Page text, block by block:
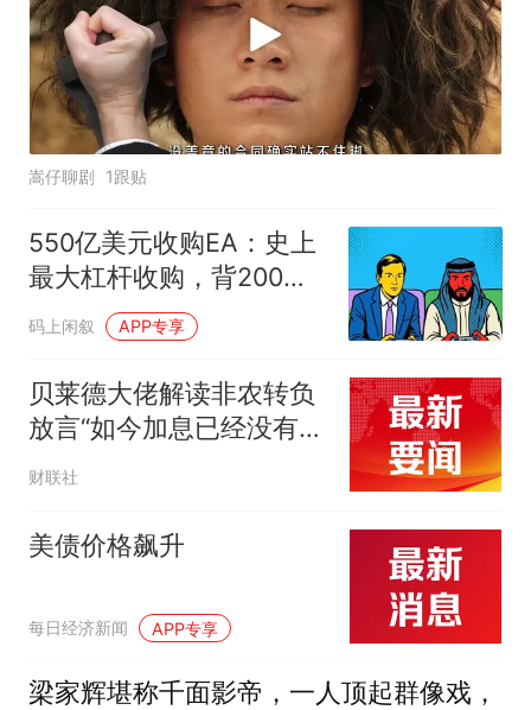
嵩仔聊剧 1跟贴
550亿美元收购EA：史上
最大杠杆收购，背200亿
债，未来只剩续作和卡
码上闲叙 APP专享
贝莱德大佬解读非农转负
放言“如今加息已经没有太
大意义”
财联社
美债价格飙升
每日经济新闻 APP专享
梁家辉堪称千面影帝，一人顶起群像戏，